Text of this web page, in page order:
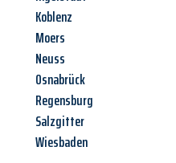
Koblenz
Moers
Neuss
Osnabrück
Regensburg
Salzgitter
Wiesbaden